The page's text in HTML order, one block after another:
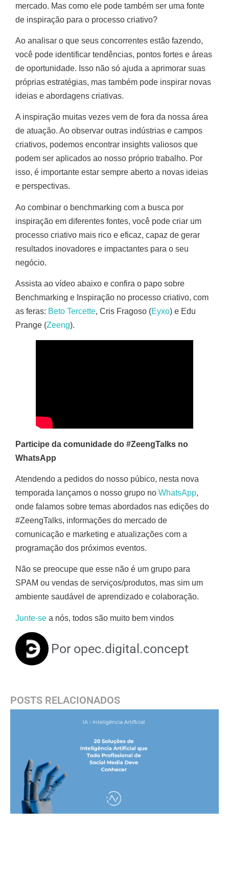
mercado. Mas como ele pode também ser uma fonte
de inspiração para o processo criativo?
Ao analisar o que seus concorrentes estão fazendo,
você pode identificar tendências, pontos fortes e áreas
de oportunidade. Isso não só ajuda a aprimorar suas
próprias estratégias, mas também pode inspirar novas
ideias e abordagens criativas.
A inspiração muitas vezes vem de fora da nossa área
de atuação. Ao observar outras indústrias e campos
criativos, podemos encontrar insights valiosos que
podem ser aplicados ao nosso próprio trabalho. Por
isso, é importante estar sempre aberto a novas ideias
e perspectivas.
Ao combinar o benchmarking com a busca por
inspiração em diferentes fontes, você pode criar um
processo criativo mais rico e eficaz, capaz de gerar
resultados inovadores e impactantes para o seu
negócio.
Assista ao vídeo abaixo e confira o papo sobre
Benchmarking e Inspiração no processo criativo, com
as feras: Beto Tercette, Cris Fragoso (Eyxo) e Edu
Prange (Zeeng).
Participe da comunidade do #ZeengTalks no
WhatsApp
Atendendo a pedidos do nosso púbico, nesta nova
temporada lançamos o nosso grupo no WhatsApp,
onde falamos sobre temas abordados nas edições do
#ZeengTalks, informações do mercado de
comunicação e marketing e atualizações com a
programação dos próximos eventos.
Não se preocupe que esse não é um grupo para
SPAM ou vendas de serviços/produtos, mas sim um
ambiente saudável de aprendizado e colaboração.
Junte-se a nós, todos são muito bem vindos
Por opec.digital.concept
POSTS RELACIONADOS